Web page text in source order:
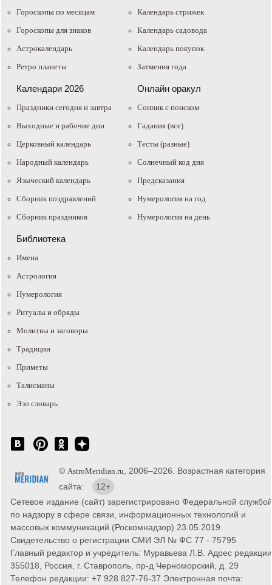
Гороскопы по месяцам
Гороскопы для знаков
Астрокалендарь
Ретро планеты
Календарь стрижек
Календарь садовода
Календарь покупок
Затмения года
Календари 2026
Праздники сегодня и завтра
Выходные и рабочие дни
Церковный календарь
Народный календарь
Языческий календарь
Сборник поздравлений
Сборник праздников
Онлайн оракул
Cонник с поиском
Гадания (все)
Тесты (разные)
Солнечный код дня
Предсказания
Нумерология на год
Нумерология на день
Библиотека
Имена
Астрология
Нумерология
Ритуалы и обряды
Молитвы и заговоры
Традиции
Приметы
Талисманы
Эзо словарь
© AstroMeridian.ru , 2006–2026. Возрастная категория
сайта:
12+
Сетевое издание (сайт) зарегистрировано Федеральной службой
по надзору в сфере связи, информационных технологий и
массовых коммуникаций (Роскомнадзор) 23.05.2019.
Свидетельство о регистрации СМИ ЭЛ № ФС 77 - 75795
Главный редактор и учредитель: Муравьева Л.В. Адрес
355018, Россия, г. Ставрополь, пр-д Черноморский, д. 29
Телефон редакции: +7 928 827-76-37 Электронная почта: